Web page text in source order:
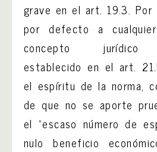
grave en el art. 19.3.
por defecto a
concepto jurídico
establecido en el art.
el espíritu de la norma,
de que no se aporte
el “escaso número de
nulo beneficio